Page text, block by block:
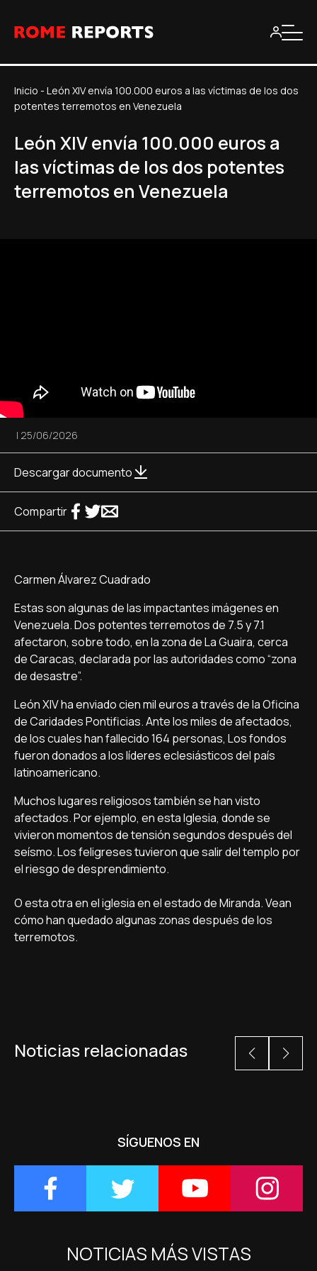
Inicio - León XIV envía 100.000 euros a las víctimas de los dos
potentes terremotos en Venezuela
León XIV envía 100.000 euros a
las víctimas de los dos potentes
terremotos en Venezuela
| 25/06/2026
Descargar documento
Compartir
Carmen Álvarez Cuadrado
Estas son algunas de las impactantes imágenes en
Venezuela. Dos potentes terremotos de 7.5 y 7.1
afectaron, sobre todo, en la zona de La Guaira, cerca
de Caracas, declarada por las autoridades como “zona
de desastre”.
León XIV ha enviado cien mil euros a través de la Oficina
de Caridades Pontificias. Ante los miles de afectados,
de los cuales han fallecido 164 personas, Los fondos
fueron donados a los líderes eclesiásticos del país
latinoamericano.
Muchos lugares religiosos también se han visto
afectados. Por ejemplo, en esta Iglesia, donde se
vivieron momentos de tensión segundos después del
seísmo. Los feligreses tuvieron que salir del templo por
el riesgo de desprendimiento.
O esta otra en el iglesia en el estado de Miranda. Vean
cómo han quedado algunas zonas después de los
terremotos.
Noticias relacionadas
SÍGUENOS EN
NOTICIAS MÁS VISTAS